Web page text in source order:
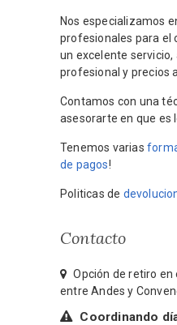
Nos especializamos
profesionales para el
un excelente
profesional y precios
Contamos con una
asesorarte en que es
Tenemos varias
de pagos!
Politicas de
Contacto
Opción de retiro en
entre Andes y
Coordinando